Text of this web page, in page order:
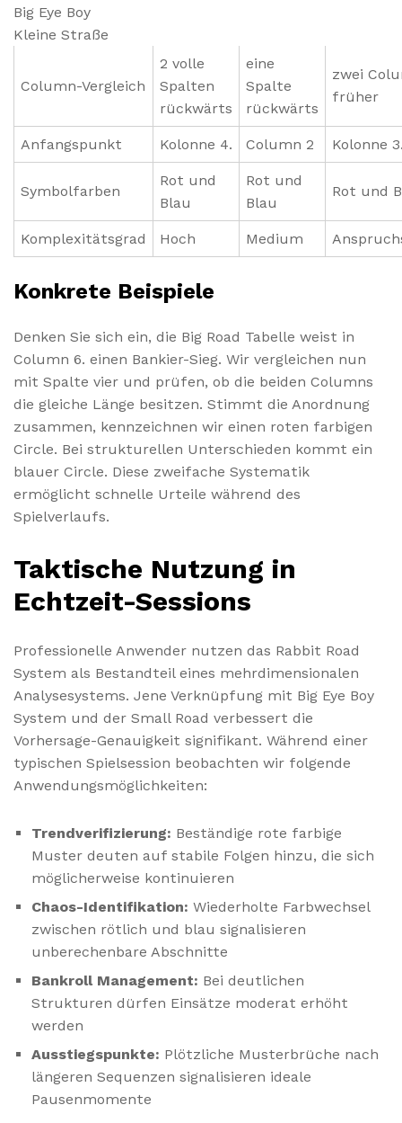
Big Eye Boy
Kleine Straße
Column-Vergleich
2 volle
Spalten
rückwärts
eine
Spalte
rückwärts
zwei
früher
Anfangspunkt Kolonne 4. Column 2 Kolonne
Symbolfarben
Rot und
Blau
Rot und
Blau
Rot und
Komplexitätsgrad Hoch Medium
Konkrete Beispiele
Denken Sie sich ein, die Big Road Tabelle weist in
Column 6. einen Bankier-Sieg. Wir vergleichen nun
mit Spalte vier und prüfen, ob die beiden Columns
die gleiche Länge besitzen. Stimmt die Anordnung
zusammen, kennzeichnen wir einen roten farbigen
Circle. Bei strukturellen Unterschieden kommt ein
blauer Circle. Diese zweifache Systematik
ermöglicht schnelle Urteile während des
Spielverlaufs.
Taktische Nutzung in
Echtzeit-Sessions
Professionelle Anwender nutzen das Rabbit Road
System als Bestandteil eines mehrdimensionalen
Analysesystems. Jene Verknüpfung mit Big Eye Boy
System und der Small Road verbessert die
Vorhersage-Genauigkeit signifikant. Während einer
typischen Spielsession beobachten wir folgende
Anwendungsmöglichkeiten:
Trendverifizierung: Beständige rote farbige
Muster deuten auf stabile Folgen hinzu, die sich
möglicherweise kontinuieren
Chaos-Identifikation: Wiederholte Farbwechsel
zwischen rötlich und blau signalisieren
unberechenbare Abschnitte
Bankroll Management: Bei deutlichen
Strukturen dürfen Einsätze moderat erhöht
werden
Ausstiegspunkte: Plötzliche Musterbrüche nach
längeren Sequenzen signalisieren ideale
Pausenmomente